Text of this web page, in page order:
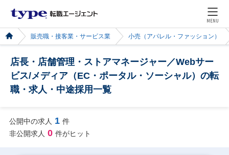
MENU
販売職・接客業・サービス業 小売（アパレル・ファッション）
店長・店舗管理・ストアマネージャー／Webサー
ビス/メディア（EC・ポータル・ソーシャル）の転
職・求人・中途採用一覧
公開中の求人 1 件
非公開求人 0 件がヒット